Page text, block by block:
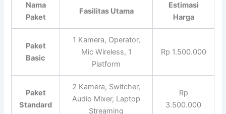
Nama
Paket
Fasilitas Utama
Estimasi
Harga
Paket
Basic
1 Kamera, Operator,
Mic Wireless, 1
Platform
Rp 1.500.000
Paket
Standard
2 Kamera, Switcher,
Audio Mixer, Laptop
Streaming
Rp
3.500.000